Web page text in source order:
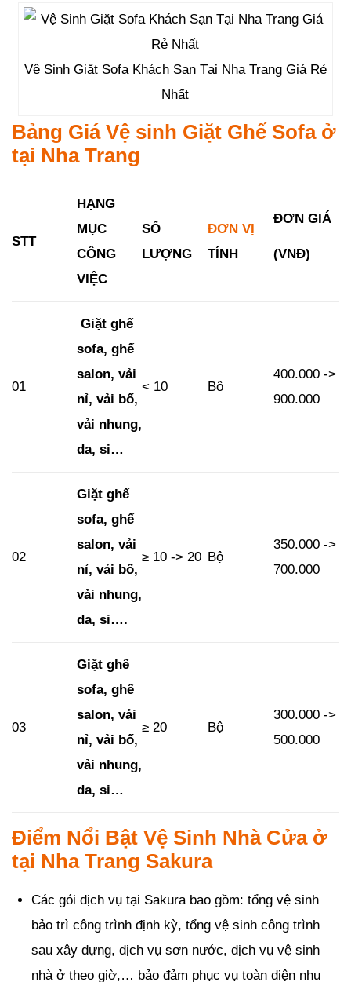
Vệ Sinh Giặt Sofa Khách Sạn Tại Nha Trang Giá Rẻ
Nhất
Bảng Giá Vệ sinh Giặt Ghế Sofa ở
tại Nha Trang
STT
HẠNG
MỤC
CÔNG
VIỆC
SỐ
LƯỢNG
ĐƠN VỊ
TÍNH
ĐƠN GIÁ
(VNĐ)
01
Giặt ghế
sofa, ghế
salon, vải
nỉ, vải bố,
vải nhung,
da, si…
< 10 Bộ
400.000 ->
900.000
02
Giặt ghế
sofa, ghế
salon, vải
nỉ, vải bố,
vải nhung,
da, si….
≥ 10 -> 20 Bộ
350.000 ->
700.000
03
Giặt ghế
sofa, ghế
salon, vải
nỉ, vải bố,
vải nhung,
da, si…
≥ 20 Bộ
300.000 ->
500.000
Điểm Nổi Bật Vệ Sinh Nhà Cửa ở
tại Nha Trang Sakura
Các gói dịch vụ tại Sakura bao gồm: tổng vệ sinh
bảo trì công trình định kỳ, tổng vệ sinh công trình
sau xây dựng, dịch vụ sơn nước, dịch vụ vệ sinh
nhà ở theo giờ,… bảo đảm phục vụ toàn diện nhu